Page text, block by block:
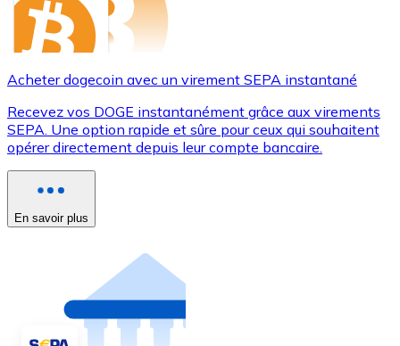
Acheter dogecoin avec un virement SEPA instantané
Recevez vos DOGE instantanément grâce aux virements
SEPA. Une option rapide et sûre pour ceux qui souhaitent
opérer directement depuis leur compte bancaire.
En savoir plus